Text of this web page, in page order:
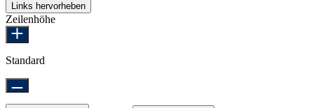
Links hervorheben
Zeilenhöhe
Standard